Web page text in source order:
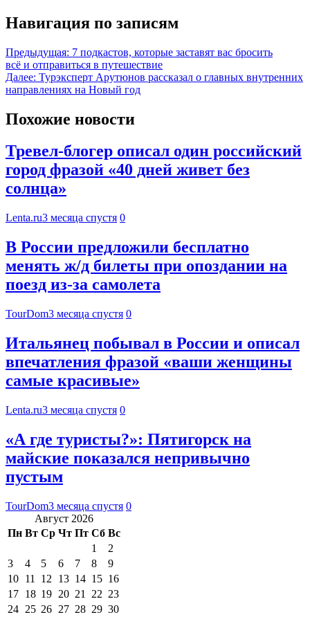
Навигация по записям
Предыдущая: 7 подкастов, которые заставят вас бросить
всё и отправиться в путешествие
Далее: Турэксперт Арутюнов рассказал о главных внутренних
направлениях на Новый год
Похожие новости
Тревел-блогер описал один российский
город фразой «40 дней живет без
солнца»
Lenta.ru3 месяца спустя 0
В России предложили бесплатно
менять ж/д билеты при опоздании на
поезд из-за самолета
TourDom3 месяца спустя 0
Итальянец побывал в России и описал
впечатления фразой «ваши женщины
самые красивые»
Lenta.ru3 месяца спустя 0
«А где туристы?»: Пятигорск на
майские показался непривычно
пустым
TourDom3 месяца спустя 0
Август 2026
Пн Вт Ср Чт Пт Сб Вс
1
2
3
4 5 6 7 8
9
10 11 12 13 14 15 16
17 18 19 20 21 22 23
24 25 26 27 28 29 30